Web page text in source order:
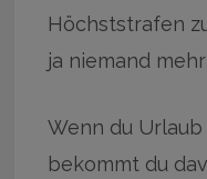
Höchststrafen
ja niemand
Wenn du
bekommt du